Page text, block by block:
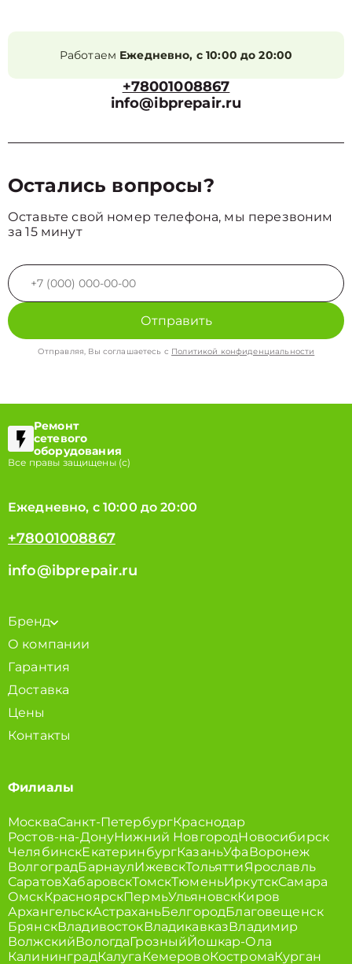
Работаем Ежедневно, с 10:00 до 20:00
+78001008867
info@ibprepair.ru
Остались вопросы?
Оставьте свой номер телефона, мы перезвоним
за 15 минут
Отправить
Отправляя, Вы соглашаетесь с Политикой конфиденциальности
Ремонт
сетевого
оборудования
Все правы защищены (с)
Ежедневно, с 10:00 до 20:00
+78001008867
info@ibprepair.ru
Бренд
О компании
Гарантия
Доставка
Цены
Контакты
Филиалы
МоскваСанкт-ПетербургКраснодар
Ростов-на-ДонуНижний НовгородНовосибирск
ЧелябинскЕкатеринбургКазаньУфаВоронеж
ВолгоградБарнаулИжевскТольяттиЯрославль
СаратовХабаровскТомскТюменьИркутскСамара
ОмскКрасноярскПермьУльяновскКиров
АрхангельскАстраханьБелгородБлаговещенск
БрянскВладивостокВладикавказВладимир
ВолжскийВологдаГрозныйЙошкар-Ола
КалининградКалугаКемеровоКостромаКурган